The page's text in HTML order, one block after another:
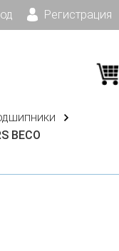
Регистрация
BECO